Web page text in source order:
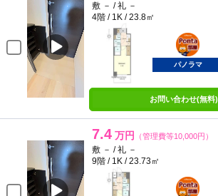
敷 － / 礼 －
4階 / 1K / 23.8㎡
ポンタ
部屋
パノラマ
お問い合わせ(無料)
7.4 万円 （管理費等10,000円）
敷 － / 礼 －
9階 / 1K / 23.73㎡
ポンタ
部屋